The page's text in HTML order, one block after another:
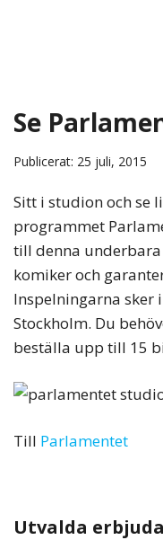
Se
Publicerat: 25 juli, 2015
Sitt i studion och se
programmet
till denna
komiker och
Inspelningarna sker
Stockholm. Du
beställa upp till 15
Till Parlamentet
Utvalda